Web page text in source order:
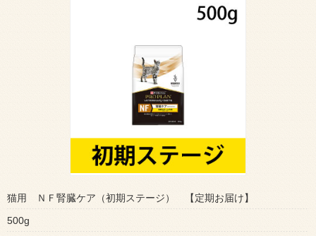
猫用 ＮＦ腎臓ケア（初期ステージ） 【定期お届け】
500g